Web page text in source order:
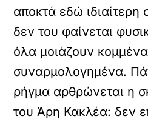
αποκτά εδώ ιδιαίτερη
δεν του φαίνεται
όλα μοιάζουν
συναρμολογημένα.
ρήγμα αρθρώνεται η
του Άρη Κακλέα: δεν